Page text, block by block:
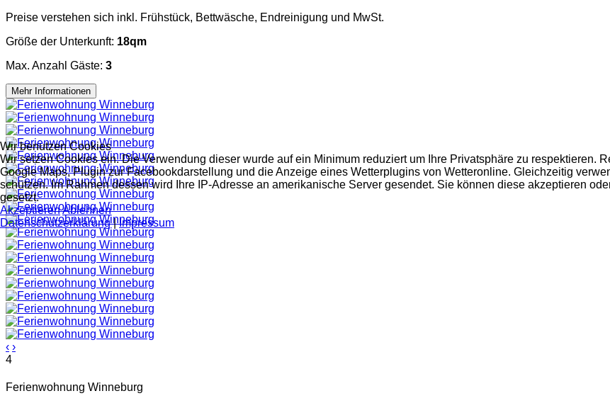
Preise verstehen sich inkl. Frühstück, Bettwäsche, Endreinigung und MwSt.
Größe der Unterkunft: 18qm
Max. Anzahl Gäste: 3
Mehr Informationen
‹ ›
4
Ferienwohnung Winneburg
Wir benutzen Cookies
Wir setzen Cookies ein. Die Verwendung dieser wurde auf ein Minimum reduziert um Ihre Privatsphäre zu respektieren.
Google Maps, Plugin zur Facebookdarstellung und die Anzeige eines Wetterplugins von Wetteronline. Gleichzeitig
schützen. Im Rahmen dessen wird Ihre IP-Adresse an amerikanische Server gesendet. Sie können diese akzeptieren
gesetzt.
AkzeptierenAblehnen
Datenschutzerklärung|Impressum